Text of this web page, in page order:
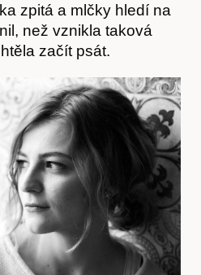
zpitá a mlčky hledí na
než vznikla taková
začít psát.